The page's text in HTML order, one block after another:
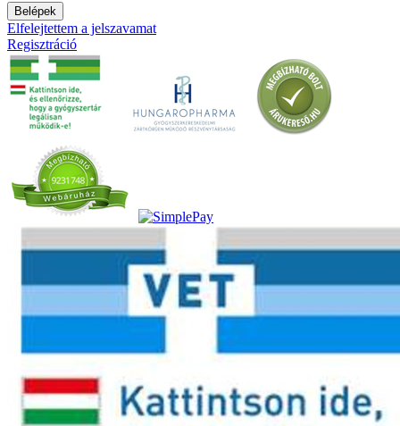
Belépek
Elfelejtettem a jelszavamat
Regisztráció